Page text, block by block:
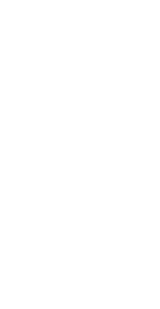
PROBLEM?
forbedre os!